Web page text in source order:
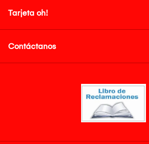
Tarjeta oh!
Contáctanos